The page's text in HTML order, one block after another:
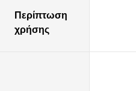
Περίπτωση
χρήσης